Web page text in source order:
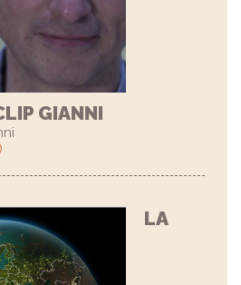
GIANNI
LA